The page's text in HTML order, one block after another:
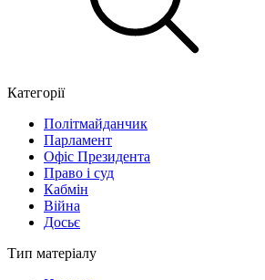
Категорії
Політмайданчик
Парламент
Офіс Президента
Право і суд
Кабмін
Війна
Досьє
Тип матеріалу